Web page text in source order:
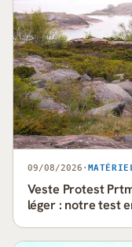
09/08/2026 · MATÉRIEL
Veste Protest
léger : notre test